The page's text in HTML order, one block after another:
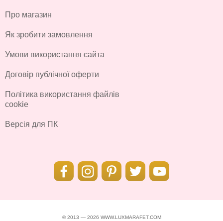
Про магазин
Як зробити замовлення
Умови використання сайта
Договір публічної оферти
Політика використання файлів
cookie
Версія для ПК
© 2013 — 2026 WWW.LUXMARAFET.COM